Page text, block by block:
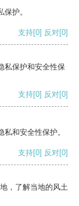
护。
支持[0] 反对[0]
私保护和安全性保
支持[0] 反对[0]
和安全性保护。
支持[0] 反对[0]
，了解当地的风土